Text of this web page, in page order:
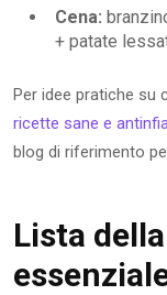
Cena:
+ patate
Per idee pratiche su
ricette sane e
blog di riferimento
Lista